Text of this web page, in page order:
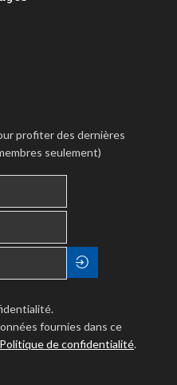
profiter des dernières
seulement)
fournies dans ce
Politique de confidentialité.